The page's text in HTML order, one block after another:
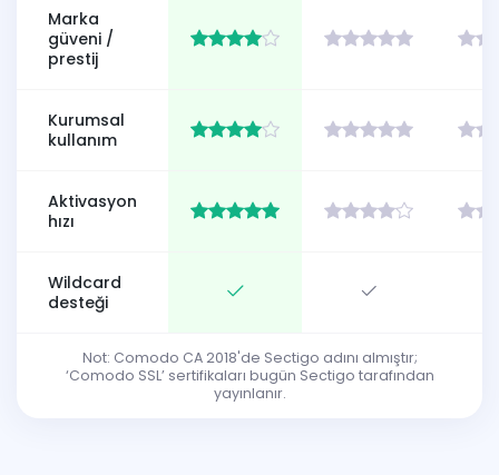
Marka
güveni /
prestij
Kurumsal
kullanım
Aktivasyon
hızı
Wildcard
desteği
Not: Comodo CA 2018'de Sectigo adını almıştır;
‘Comodo SSL’ sertifikaları bugün Sectigo tarafından
yayınlanır.